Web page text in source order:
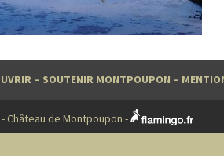
– SOUTENIR MONTPOUPON –
Château de Montpoupon -